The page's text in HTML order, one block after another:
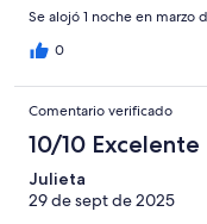
Se alojó 1 noche en marzo
0
Comentario verificado
10/10 Excelente
Julieta
29 de sept de 2025